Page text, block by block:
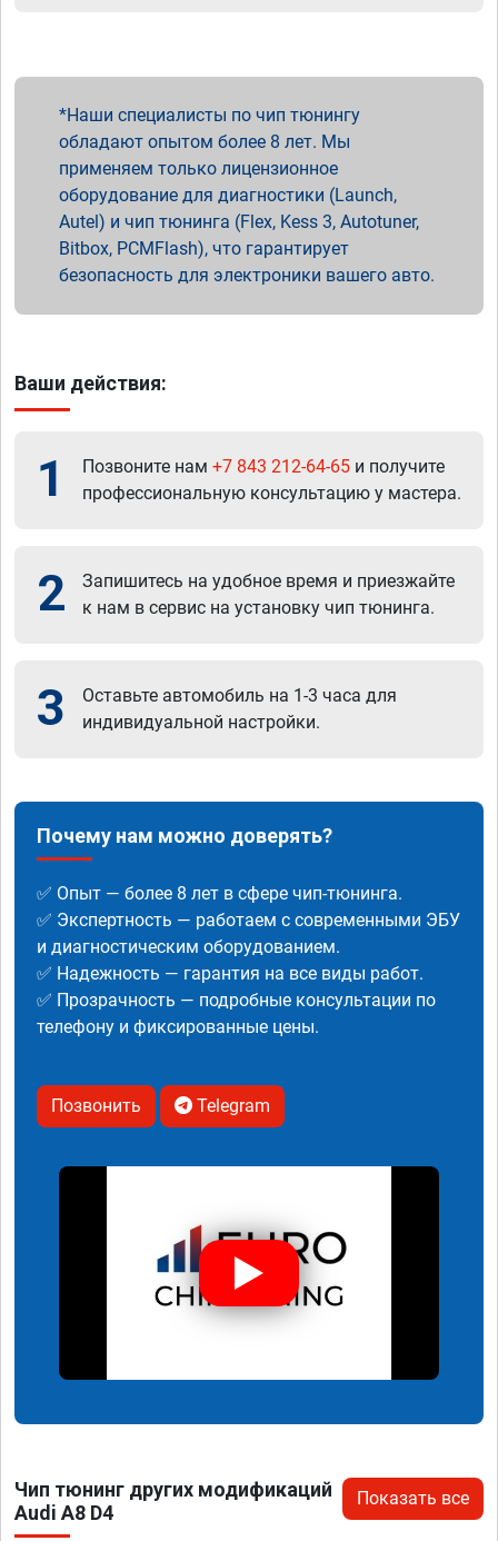
Наши специалисты по чип тюнингу
обладают опытом более 8 лет. Мы
применяем только лицензионное
оборудование для диагностики (Launch,
Autel) и чип тюнинга (Flex, Kess 3, Autotuner,
Bitbox, PCMFlash), что гарантирует
безопасность для электроники вашего авто.
Ваши действия:
1 Позвоните нам +7 843 212-64-65 и получите
профессиональную консультацию у мастера.
2
Запишитесь на удобное время и приезжайте
к нам в сервис на установку чип тюнинга.
3
Оставьте автомобиль на 1-3 часа для
индивидуальной настройки.
Почему нам можно доверять?
✅ Опыт — более 8 лет в сфере чип-тюнинга.
✅ Экспертность — работаем с современными ЭБУ
и диагностическим оборудованием.
✅ Надежность — гарантия на все виды работ.
✅ Прозрачность — подробные консультации по
телефону и фиксированные цены.
Позвонить Telegram
Чип тюнинг других модификаций
Audi A8 D4
Показать все